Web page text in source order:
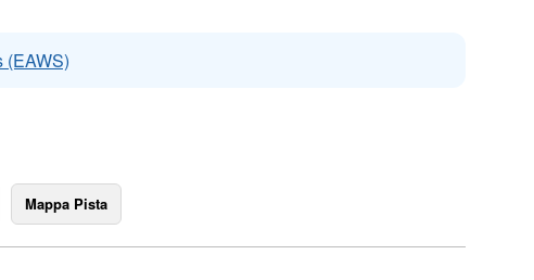
(EAWS)
Mappa Pista